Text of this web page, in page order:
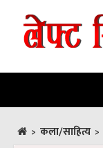
> कला/साहित्य >